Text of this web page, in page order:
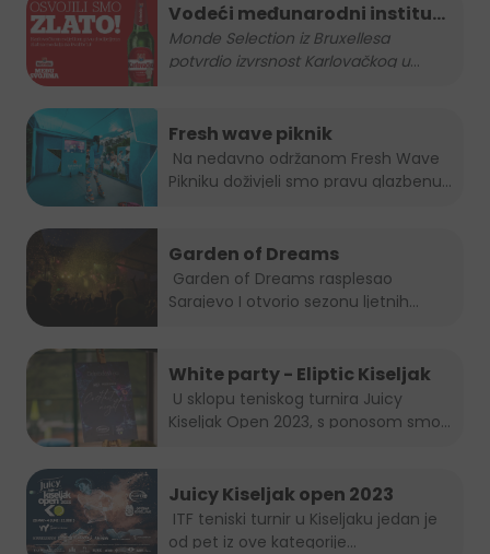
Vodeći međunarodni institut
za kvalitetu nagradio
Karlovačko zlatnom
Monde Selection iz Bruxellesa
potvrdio izvrsnost Karlovačkog u...
Fresh wave piknik
Pikniku doživjeli smo pravu glazbenu...
Garden of Dreams
Sarajevo I otvorio sezonu ljetnih...
White party - Eliptic Kiseljak
Kiseljak Open 2023, s ponosom smo...
Juicy Kiseljak open 2023
od pet iz ove kategorije...